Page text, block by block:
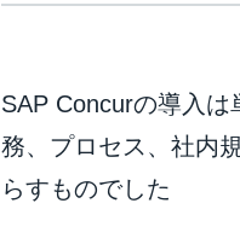
SAP Concurの導入
務、プロセス、社内
らすものでした